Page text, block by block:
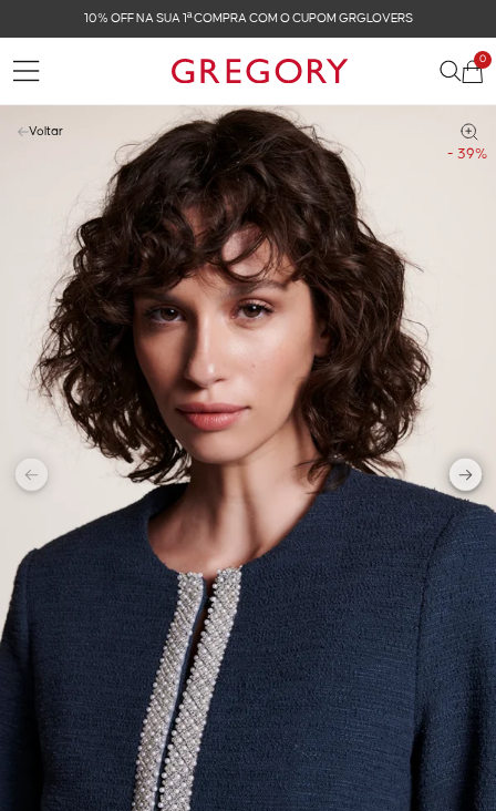
10% OFF NA SUA 1ª COMPRA COM O CUPOM GRGLOVERS
0
- 39%
Voltar